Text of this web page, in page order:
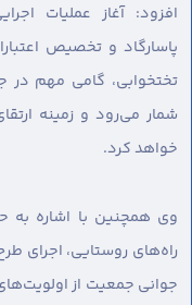
افزود: آغاز عملیات
تختخوابی، گامی مهم در
شمار می‌رود و زمینه
خواهد کرد.
وی همچنین با اشاره به
راه‌های روستایی،
جوانی جمعیت از